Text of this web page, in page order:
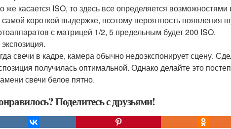
же касается ISO, то здесь все определяется
самой короткой выдержке, поэтому вероятность
с матрицей 1/2, 5 предельным будет 200 ISO.
свечи в кадре, камера обычно недоэкспонирует сцену.
получилась оптимальной. Однако делайте это
свечи белое пятно.
Поделитесь с друзьями!